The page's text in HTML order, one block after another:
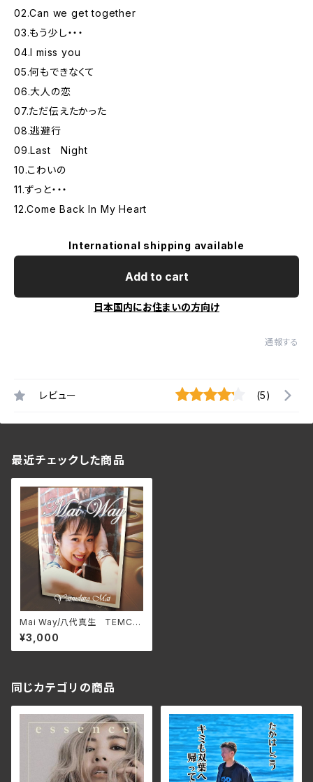
02.Can we get together
03.もう少し・・・
04.I miss you
05.何もできなくて
06.大人の恋
07.ただ伝えたかった
08.逃避行
09.Last Night
10.こわいの
11.ずっと・・・
12.Come Back In My Heart
International shipping available
Add to cart
日本国内にお住まいの方向け
通報する
レビュー (5)
最近チェックした商品
Mai Way/八代真生 TEMC-8
002(CD)
¥3,000
同じカテゴリの商品